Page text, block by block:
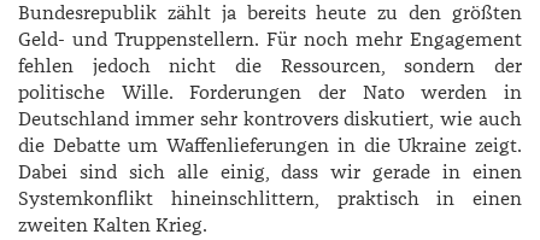
Bundesrepublik zählt ja bereits heute zu den größten
Geld- und Truppenstellern. Für noch mehr Engagement
fehlen jedoch nicht die Ressourcen, sondern der
politische Wille. Forderungen der Nato werden in
Deutschland immer sehr kontrovers diskutiert, wie auch
die Debatte um Waffenlieferungen in die Ukraine zeigt.
Dabei sind sich alle einig, dass wir gerade in einen
Systemkonflikt hineinschlittern, praktisch in einen
zweiten Kalten Krieg.